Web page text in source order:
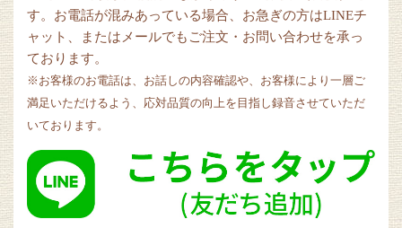
す。お電話が混みあっている場合、お急ぎの方はLINEチ
ャット、またはメールでもご注文・お問い合わせを承っ
ております。
※お客様のお電話は、お話しの内容確認や、お客様により一層ご
満足いただけるよう、応対品質の向上を目指し録音させていただ
いております。